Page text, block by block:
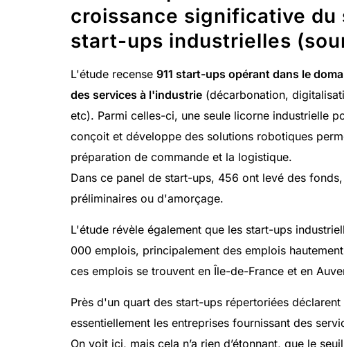
croissance significative du
start-ups industrielles (
L'étude recense 911 start-ups opérant dans le
des services à l'industrie(décarbonation,
etc). Parmi celles-ci, une seule licorne industrielle
conçoit et développe des solutions robotiques
préparation de commande et la logistique.
Dans ce panel de start-ups, 456 ont levé des
préliminaires ou d'amorçage.
L'étude révèle également que les start-ups
000 emplois, principalement des emplois
ces emplois se trouvent en Île-de-France et en
Près d'un quart des start-ups répertoriées
essentiellement les entreprises fournissant des
On voit ici, mais cela n’a rien d’étonnant, que le